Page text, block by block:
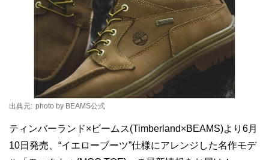
出典元: photo by BEAMS公式
ティンバーランド×ビームス(Timberland×BEAMS)より6月
10日発売、“イエローブーツ”仕様にアレンジした名作モデ